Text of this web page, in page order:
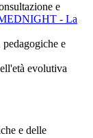
e
- La
e
evolutiva
e delle